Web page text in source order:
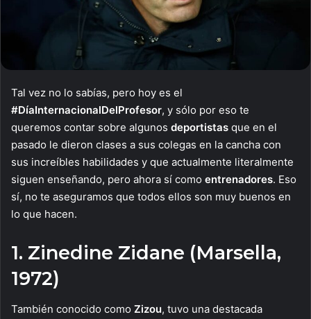
Tal vez no lo sabías, pero hoy es el
#DíaInternacionalDelProfesor, y sólo por eso te
queremos contar sobre algunos deportistas que en el
pasado le dieron clases a sus colegas en la cancha con
sus increíbles habilidades y que actualmente literalmente
siguen enseñando, pero ahora sí como entrenadores. Eso
sí, no te aseguramos que todos ellos son muy buenos en
lo que hacen.
1. Zinedine Zidane (Marsella,
1972)
También conocido como Zizou, tuvo una destacada